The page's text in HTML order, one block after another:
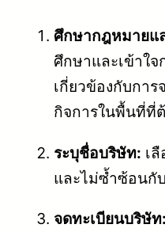
ศึกษากฎหมายแ
ศึกษาและเข้าใ
เกี่ยวข้องกับการ
กิจการในพื้นที่ที่
ระบุชื่อบริษัท: เ
และไม่ซ้ำซ้อนกั
จดทะเบียนบริษัท: